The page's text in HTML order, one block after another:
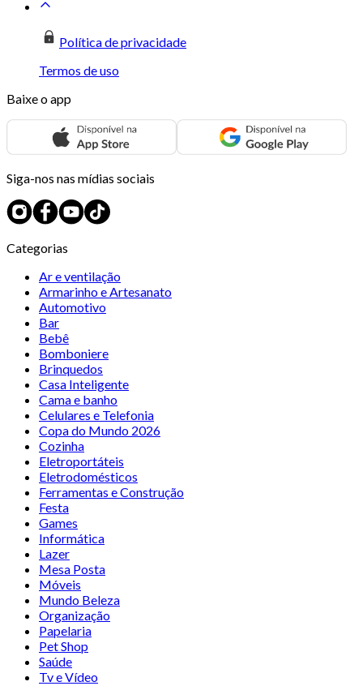
Política de privacidade
Termos de uso
Baixe o app
Siga-nos nas mídias sociais
Categorias
Ar e ventilação
Armarinho e Artesanato
Automotivo
Bar
Bebê
Bomboniere
Brinquedos
Casa Inteligente
Cama e banho
Celulares e Telefonia
Copa do Mundo 2026
Cozinha
Eletroportáteis
Eletrodomésticos
Ferramentas e Construção
Festa
Games
Informática
Lazer
Mesa Posta
Móveis
Mundo Beleza
Organização
Papelaria
Pet Shop
Saúde
Tv e Vídeo